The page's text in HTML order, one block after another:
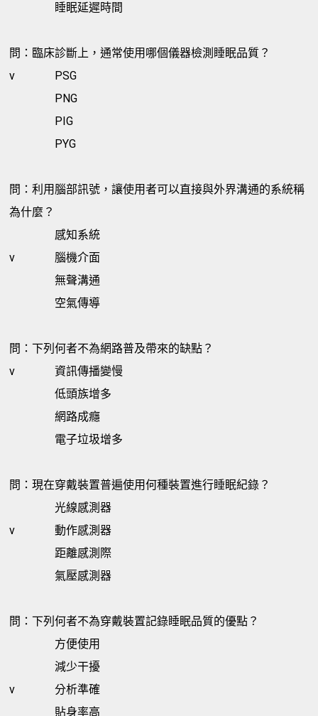
睡眠延遲時間
問：臨床診斷上，通常使用哪個儀器檢測睡眠品質？
v
PSG
PNG
PIG
PYG
問：利用腦部訊號，讓使用者可以直接與外界溝通的系統稱
為什麼？
感知系統
v
腦機介面
無聲溝通
空氣傳導
問：下列何者不為網路普及帶來的缺點？
v
資訊傳播變慢
低頭族增多
網路成癮
電子垃圾增多
問：現在穿戴裝置普遍使用何種裝置進行睡眠紀錄？
光線感測器
v
動作感測器
距離感測際
氣壓感測器
問：下列何者不為穿戴裝置記錄睡眠品質的優點？
方便使用
減少干擾
v
分析準確
貼身率高